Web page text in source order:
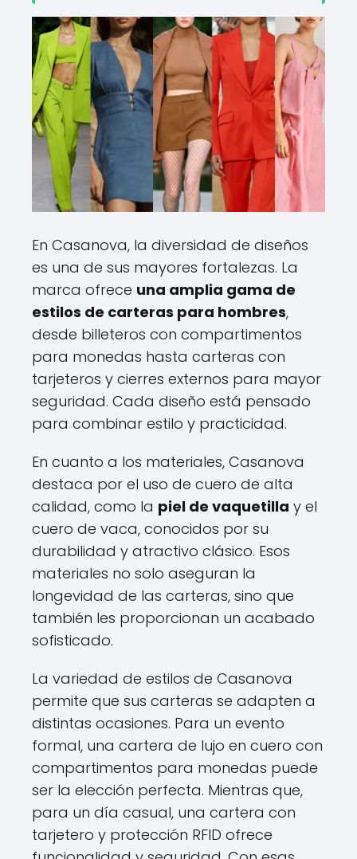
En Casanova, la diversidad de diseños
es una de sus mayores fortalezas. La
marca ofrece una amplia gama de
estilos de carteras para hombres,
desde billeteros con compartimentos
para monedas hasta carteras con
tarjeteros y cierres externos para mayor
seguridad. Cada diseño está pensado
para combinar estilo y practicidad.
En cuanto a los materiales, Casanova
destaca por el uso de cuero de alta
calidad, como la piel de vaquetilla y el
cuero de vaca, conocidos por su
durabilidad y atractivo clásico. Esos
materiales no solo aseguran la
longevidad de las carteras, sino que
también les proporcionan un acabado
sofisticado.
La variedad de estilos de Casanova
permite que sus carteras se adapten a
distintas ocasiones. Para un evento
formal, una cartera de lujo en cuero con
compartimentos para monedas puede
ser la elección perfecta. Mientras que,
para un día casual, una cartera con
tarjetero y protección RFID ofrece